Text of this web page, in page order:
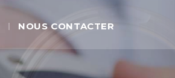
NOUS CONTACTER